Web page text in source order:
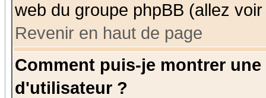
web du groupe phpBB (allez
Revenir en haut de page
Comment puis-je montrer
d'utilisateur ?